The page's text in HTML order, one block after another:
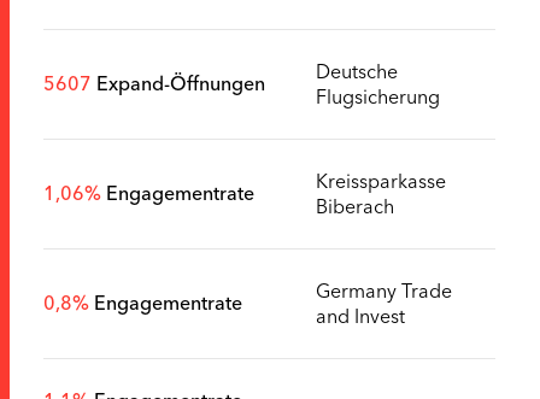
5607 Expand-Öffnungen
Deutsche
Flugsicherung
1,06% Engagementrate
Kreissparkasse
Biberach
0,8% Engagementrate
Germany Trade
and Invest